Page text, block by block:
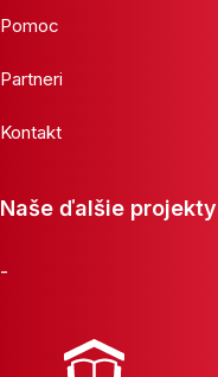
Pomoc
Partneri
Kontakt
Naše ďalšie projekty
-